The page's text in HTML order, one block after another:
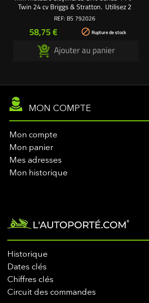
Twin 24 cv Briggs & Stratton. Utilisez 2
jeux de segments. - 2 segments supérieurs
d'épaisseur. - 1 segment racleur (en 3
parties) Ø 79 mm x 1,9 mm d'épaisseur.
REF: BS 792026
Prix
58,75 €  Rupture de stock
Ajouter au panier
MON COMPTE
Mon compte
Mon panier
Mes adresses
Mon historique
Historique
Dates clés
Chiffres clés
Circuit des commandes